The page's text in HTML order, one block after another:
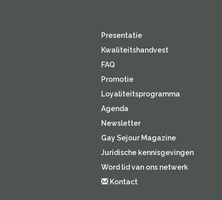
Presentatie
Kwaliteitshandvest
FAQ
Promotie
Loyaliteitsprogramma
Agenda
Newsletter
Gay Sejour Magazine
Juridische kennisgevingen
Word lid van ons netwerk
Kontact